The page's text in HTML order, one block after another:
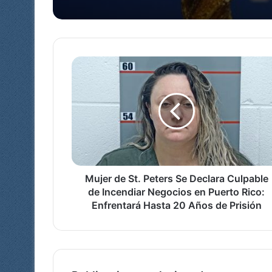
Mujer
Peters
Culpable
de
Incendiar
Negocios
Puerto
Enfrentará
Mujer de St. Peters Se Declara Culpable
de Incendiar Negocios en Puerto Rico:
Enfrentará Hasta 20 Años de Prisión